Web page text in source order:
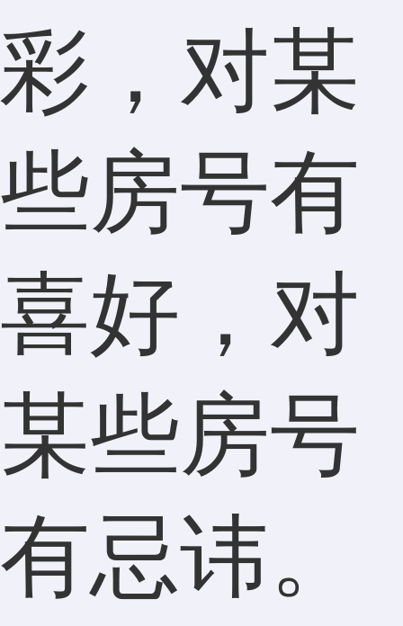
彩，对某
些房号有
喜好，对
某些房号
有忌讳。